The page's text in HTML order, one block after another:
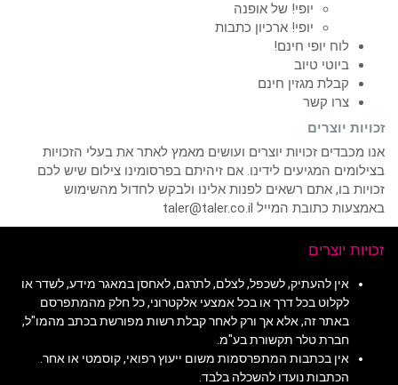
יופי! של אופנה
יופי! ארכיון כתבות
לוח יופי חינם!
ביוטי טיוב
קבלת מגזין חינם
צרו קשר
זכויות יוצרים
אנו מכבדים זכויות יוצרים ועושים מאמץ לאתר את בעלי הזכויות
בצילומים המגיעים לידינו. אם זיהיתם בפרסומינו צילום שיש לכם
זכויות בו, אתם רשאים לפנות אלינו ולבקש לחדול מהשימוש
באמצעות כתובת המייל taler@taler.co.il
זכויות יוצרים
אין להעתיק, לשכפל, לצלם, לתרגם, לאחסן במאגר מידע, לשדר או
לקלוט בכל דרך או בכל אמצעי אלקטרוני, כל חלק מהמתפרסם
באתר זה, אלא אך ורק לאחר קבלת רשות מפורשת בכתב מהמו"ל,
חברת טלר תקשורת בע"מ.
אין בכתבות המתפרסמות משום ייעוץ רפואי, קוסמטי או אחר.
הכתבות נועדו להשכלה בלבד.